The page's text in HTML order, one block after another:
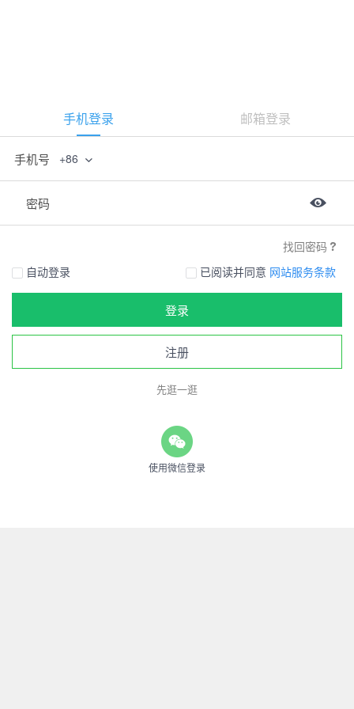
手机登录 邮箱登录
手机号 +86
密码
找回密码
自动登录
已阅读并同意 网站服务条款
登录
注册
先逛一逛
使用微信登录